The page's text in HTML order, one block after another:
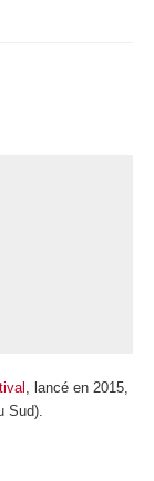
, lancé en 2015,
Sud).